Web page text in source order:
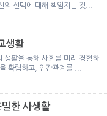
의 선택에 대해 책임지는 것...
생활
생활을 통해 사회를 미리 경험하
확립하고, 인간관계를 ...
한 사생활